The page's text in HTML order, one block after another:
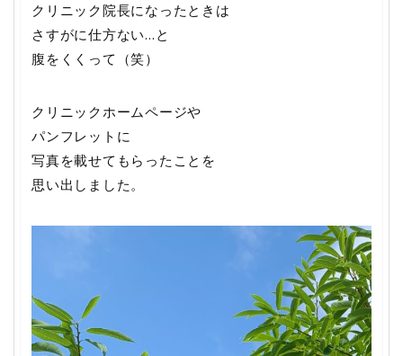
クリニック院長になったときは
さすがに仕方ない…と
腹をくくって（笑）
クリニックホームページや
パンフレットに
写真を載せてもらったことを
思い出しました。